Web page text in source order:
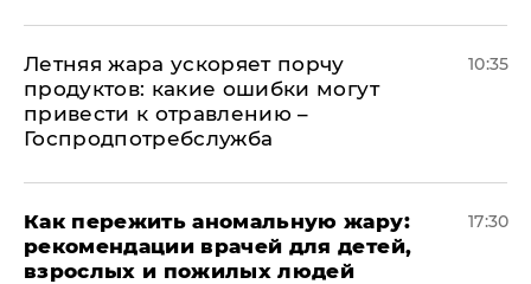
Летняя жара ускоряет порчу
продуктов: какие ошибки могут
привести к отравлению –
Госпродпотребслужба
10:35
Как пережить аномальную жару:
рекомендации врачей для детей,
взрослых и пожилых людей
17:30